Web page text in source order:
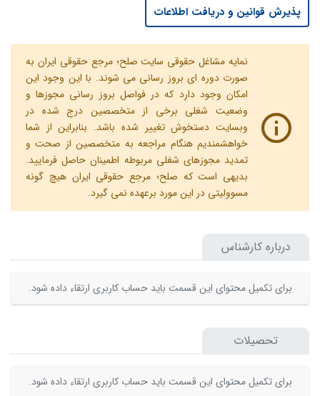
پذیرش قوانین و دریافت اطلاعات
نمایه مشاغل حقوقی سایت صلح؛ مرجع حقوقی ایران به
صورت دوره ای بروز رسانی می شوند. با این وجود این
امکان وجود دارد که در فواصل بروز رسانی مجوزها و
وضعیت شغلی برخی از متخصصین درج شده در
وبسایت دستخوش تغییر شده باشد. بنابراین از شما
خواهشمندیم هنگام مراجعه به متخصصین از صحت و
تمدید مجوزهای شغلی مربوطه اطمینان حاصل فرمایید.
بدیهی است که صلح؛ مرجع حقوقی ایران هیچ گونه
مسوولیتی در این مورد برعهده نمی گیرد.
درباره کارشناس
برای تکمیل محتوای این قسمت باید حساب کاربری ارتقاء داده شود.
تحصیلات
برای تکمیل محتوای این قسمت باید حساب کاربری ارتقاء داده شود.